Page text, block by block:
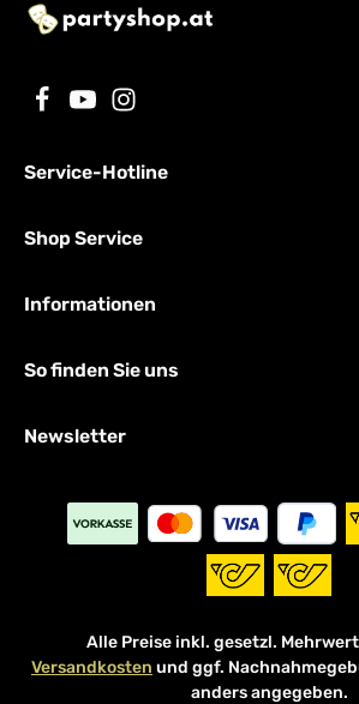
Service-Hotline
Shop Service
Informationen
So finden Sie uns
Newsletter
Alle Preise inkl. gesetzl.
Versandkosten und ggf.
anders angegeben.